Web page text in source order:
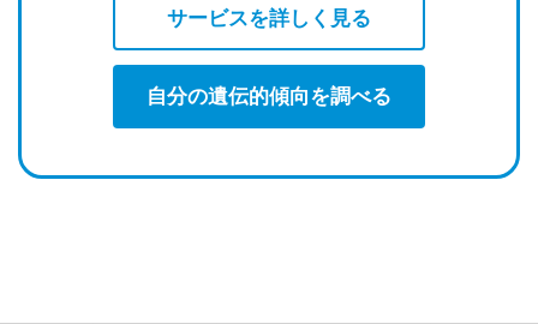
サービスを詳しく見る
自分の遺伝的傾向を調べる